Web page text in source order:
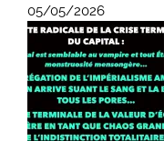
05/05/2026